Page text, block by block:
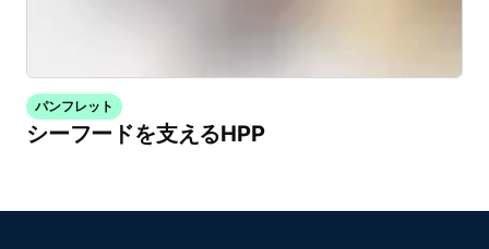
パンフレット
シーフードを支えるHPP